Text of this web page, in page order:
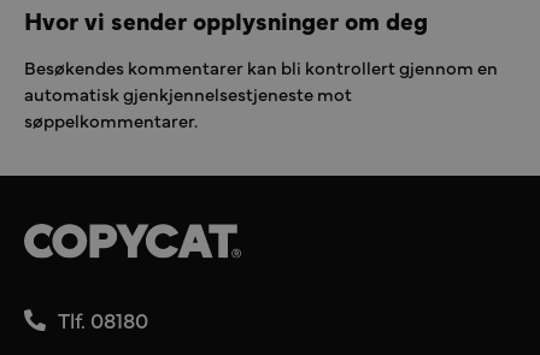
Hvor vi sender opplysninger om deg
Besøkendes kommentarer kan bli kontrollert gjennom en
automatisk gjenkjennelsestjeneste mot
søppelkommentarer.
Tlf. 08180